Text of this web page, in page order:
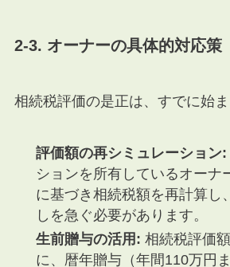
2-3. オーナーの具体的対応策
相続税評価の是正は、すでに始ま
評価額の再シミュレーション:
ションを所有しているオーナ
に基づき相続税額を再計算し
しを急ぐ必要があります。
生前贈与の活用: 相続税評価
に、暦年贈与（年間110万円